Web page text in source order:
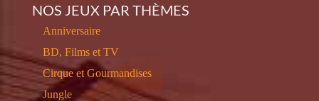
NOS JEUX PAR THÈMES
Anniversaire
BD, Films et TV
Cirque et Gourmandises
Jungle